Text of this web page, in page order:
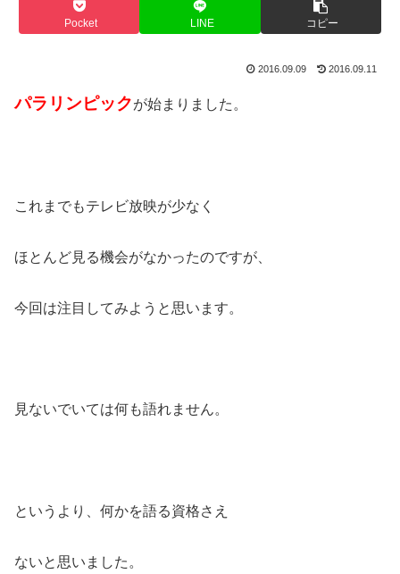
Pocket LINE コピー
2016.09.09 2016.09.11
パラリンピックが始まりました。
これまでもテレビ放映が少なく
ほとんど見る機会がなかったのですが、
今回は注目してみようと思います。
見ないでいては何も語れません。
というより、何かを語る資格さえ
ないと思いました。